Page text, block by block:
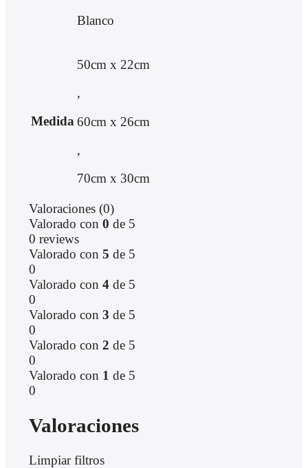
Blanco
Medida
50cm x 22cm
,
60cm x 26cm
,
70cm x 30cm
Valoraciones (0)
Valorado con 0 de 5
0 reviews
Valorado con 5 de 5
0
Valorado con 4de 5
0
Valorado con 3 de 5
0
Valorado con 2 de 5
0
Valorado con 1 de 5
0
Valoraciones
Limpiar filtros